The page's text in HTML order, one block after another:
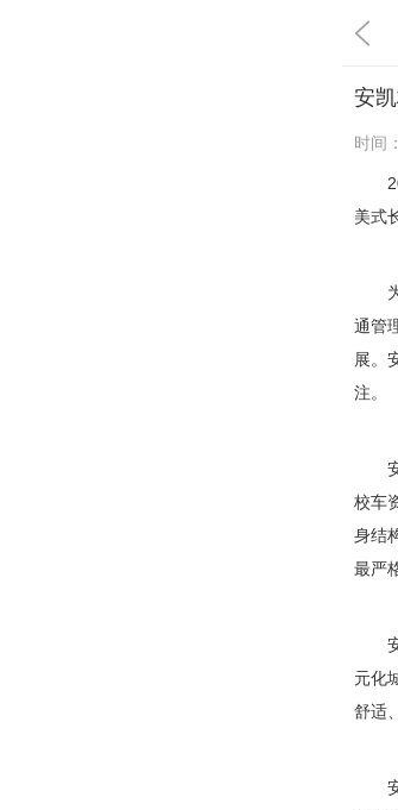
安
时间：
美式
为
通管
展。
注。
安
校车
身结
最严
安
元化
舒适
安